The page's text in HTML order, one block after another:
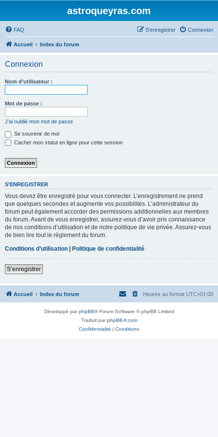
astroqueyras.com
FAQ Connexion
S’enregistrer
Accueil Index du forum
Connexion
Nom d’utilisateur :
Mot de passe :
J’ai oublié mon mot de passe
Se souvenir de moi
Cacher mon statut en ligne pour cette session
S’ENREGISTRER
Vous devez être enregistré pour vous connecter. L’enregistrement ne prend
que quelques secondes et augmente vos possibilités. L’administrateur du
forum peut également accorder des permissions additionnelles aux membres
du forum. Avant de vous enregistrer, assurez-vous d’avoir pris connaissance
de nos conditions d’utilisation et de notre politique de vie privée. Assurez-vous
de bien lire tout le règlement du forum.
Conditions d’utilisation | Politique de confidentialité
S’enregistrer
Accueil Index du forum Heures au format UTC+01:00
Développé parphpBB® Forum Software © phpBB Limited
Traduit parphpBB-fr.com
Confidentialité | Conditions